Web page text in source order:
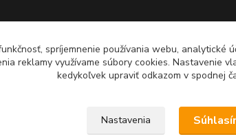
spríjemnenie používania webu, analytické
reklamy využívame súbory cookies. Nastavenie
kedykoľvek upraviť odkazom v spodnej
Nastavenia